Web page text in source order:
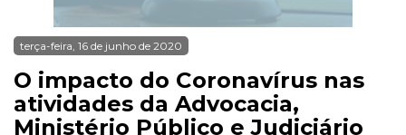
terça-feira, 16 de junho de 2020
O impacto do Coronavírus nas
atividades da Advocacia,
Ministério Público e Judiciário